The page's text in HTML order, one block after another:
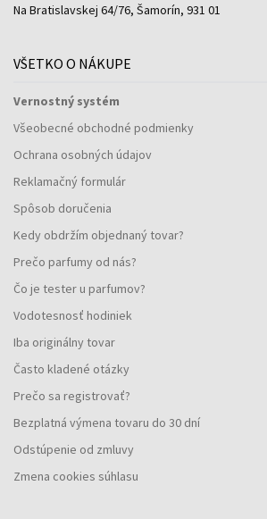
Na Bratislavskej 64/76, Šamorín, 931 01
VŠETKO O NÁKUPE
Vernostný systém
Všeobecné obchodné podmienky
Ochrana osobných údajov
Reklamačný formulár
Spôsob doručenia
Kedy obdržím objednaný tovar?
Prečo parfumy od nás?
Čo je tester u parfumov?
Vodotesnosť hodiniek
Iba originálny tovar
Často kladené otázky
Prečo sa registrovať?
Bezplatná výmena tovaru do 30 dní
Odstúpenie od zmluvy
Zmena cookies súhlasu